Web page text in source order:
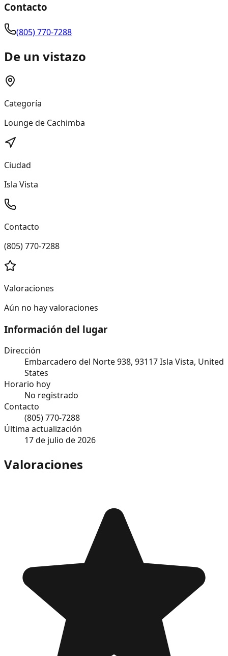
Contacto
(805) 770-7288
De un vistazo
Categoría
Lounge de Cachimba
Ciudad
Isla Vista
Contacto
(805) 770-7288
Valoraciones
Aún no hay valoraciones
Información del lugar
Dirección
Embarcadero del Norte 938, 93117 Isla Vista, United
States
Horario hoy
No registrado
Contacto
(805) 770-7288
Última actualización
17 de julio de 2026
Valoraciones